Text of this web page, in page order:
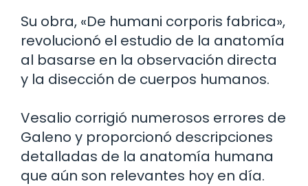
Su obra, «De humani corporis fabrica»,
revolucionó el estudio de la anatomía
al basarse en la observación directa
y la disección de cuerpos humanos.
Vesalio corrigió numerosos errores de
Galeno y proporcionó descripciones
detalladas de la anatomía humana
que aún son relevantes hoy en día.